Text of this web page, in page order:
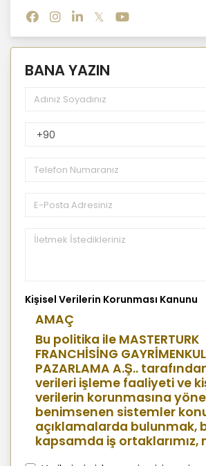
BANA YAZIN
PhoneNumberCountryPhoneCode
Kişisel Verilerin Korunması Kanunu
AMAÇ
Bu politika ile MASTERTURK
FRANCHİSİNG
PAZARLAMA A.Ş..
verileri işleme faaliyeti ve
verilerin korunmasına
benimsenen sistemler
açıklamalarda bulunmak,
kapsamda iş ortaklarımız,